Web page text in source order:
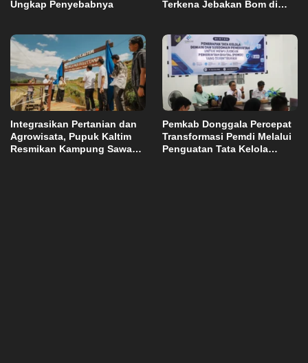
Ungkap Penyebabnya
Terkena Jebakan Bom di
Integrasikan Pertanian dan
Agrowisata, Pupuk Kaltim
Resmikan Kampung Sawah
Pemkab Donggala Percepat
Transformasi Pemdi Melalui
Penguatan Tata Kelola